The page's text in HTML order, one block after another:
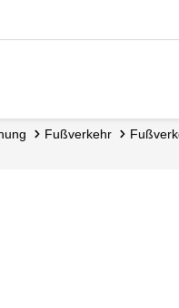
Fußverkehr